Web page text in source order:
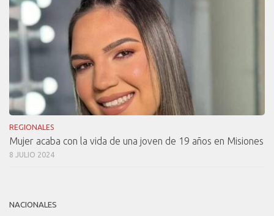
REGIONALES
Mujer acaba con la vida de una joven de 19 años en Misiones
8 JULIO 2024
NACIONALES